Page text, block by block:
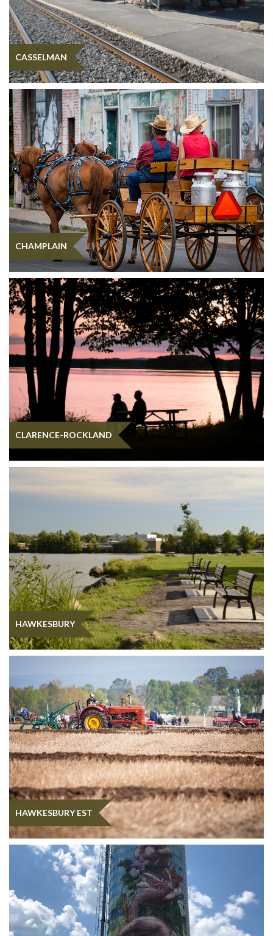
CASSELMAN
CHAMPLAIN
CLARENCE-ROCKLAND
HAWKESBURY
HAWKESBURY EST